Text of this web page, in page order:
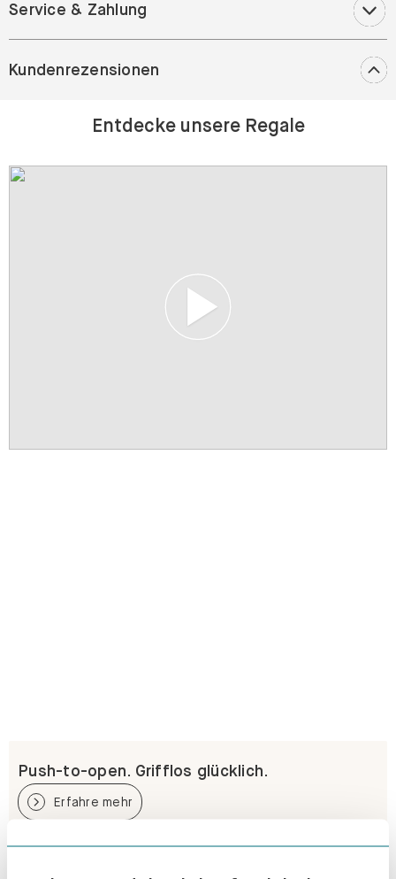
Service & Zahlung
Kundenrezensionen
Entdecke unsere Regale
Push-to-open. Grifflos glücklich.
Erfahre mehr